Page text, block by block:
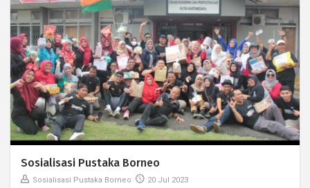
Sosialisasi Pustaka Borneo
Sosialisasi Pustaka Borneo 20 Jul 2023